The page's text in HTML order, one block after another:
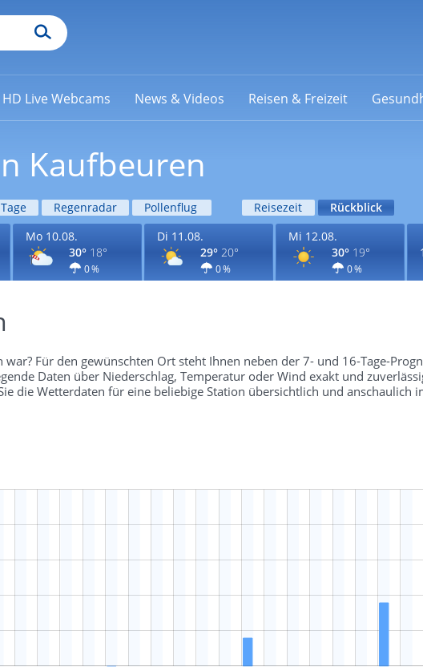
HD Live Webcams News & Videos Reisen & Freizeit
Kaufbeuren
Regenradar Pollenflug Reisezeit
Rückblick
Mo 10.08.
30° 18°
0 %
Di 11.08.
29° 20°
0 %
Mi 12.08.
30° 19°
0 %
Für den gewünschten Ort steht Ihnen neben der 7- und 16-Tage-
Daten über Niederschlag, Temperatur oder Wind exakt und
die Wetterdaten für eine beliebige Station übersichtlich und anschaulich